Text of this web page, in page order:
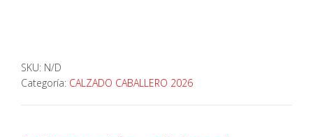
SKU: N/D
Categoría: CALZADO CABALLERO 2026